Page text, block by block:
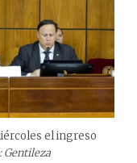
el ingreso
Gentileza